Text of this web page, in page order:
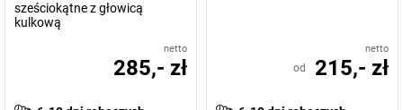
sześciokątne z głowicą
kulkową
netto
285,- zł
netto
od 215,- zł